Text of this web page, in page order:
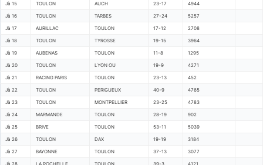
Jà 15 TOULON AUCH 23-17 4944
Jà 16 TOULON TARBES 27-24 5257
Jà 17 AURILLAC TOULON 17-12 2708
Jà 18 TOULON TYROSSE 19-15 3964
Jà 19 AUBENAS TOULON 11-8 1295
Jà 20 TOULON LYON OU 19-9 4271
Jà 21 RACING PARIS TOULON 23-13 452
Jà 22 TOULON PERIGUEUX 40-9 4765
Jà 23 TOULON MONTPELLIER 23-25 4783
Jà 24 MARMANDE TOULON 28-19 902
Jà 25 BRIVE TOULON 53-11 5039
Jà 26 TOULON DAX 19-19 3184
Jà 27 BAYONNE TOULON 37-13 3077
Jà 28 LA ROCHELLE TOULON 39-3 4121